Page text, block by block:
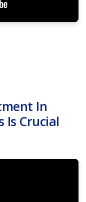
In
Is Crucial